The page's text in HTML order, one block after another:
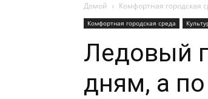
Домой Комфортная городская
Комфортная городская среда
Ледовый
дням, а